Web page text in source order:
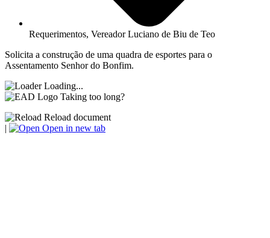
Requerimentos, Vereador Luciano de Biu de Teo
Solicita a construção de uma quadra de esportes para o
Assentamento Senhor do Bonfim.
Loading...
Taking too long?
Reload document
|
Open in new tab